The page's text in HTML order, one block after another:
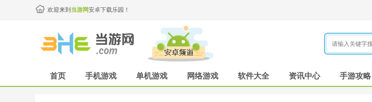
欢迎来到 当游网安卓下载乐园！
首页 手机游戏 单机游戏 网络游戏 软件大全 资讯中心 手游攻略